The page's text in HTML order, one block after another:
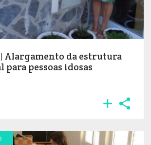
Alargamento da estrutura
pessoas idosas
 